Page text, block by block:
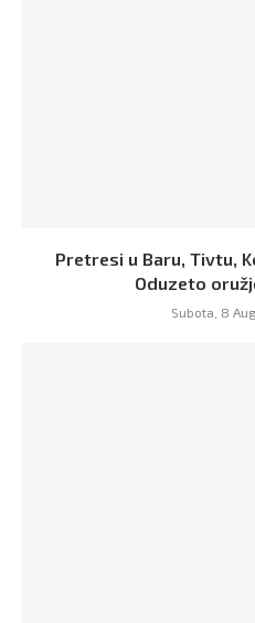
Pretresi u Baru, Tivtu,
Oduzeto
Subota, 8